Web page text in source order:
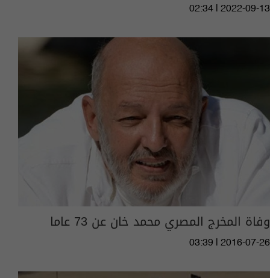
02:34 | 2022-09-13
وفاة المخرج المصري محمد خان عن 73 عاما
03:39 | 2016-07-26